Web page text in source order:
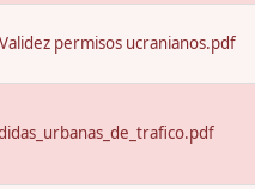
permisos ucranianos.pdf